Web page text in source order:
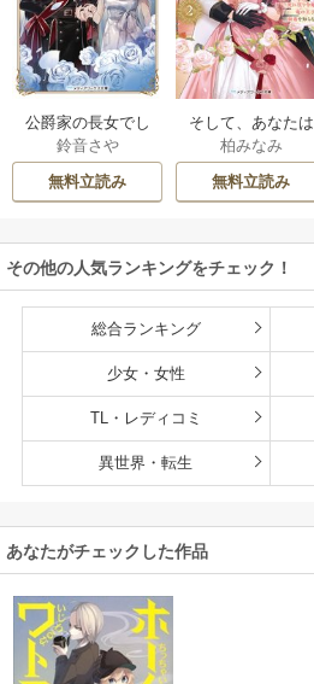
公爵家の長女でし
た
鈴音さや
無料立読み
そして、あなたは
私を捨てる
柏みなみ
無料立読み
その他の人気ランキングをチェック！
総合ランキング
少女・女性
TL・レディコミ
異世界・転生
あなたがチェックした作品